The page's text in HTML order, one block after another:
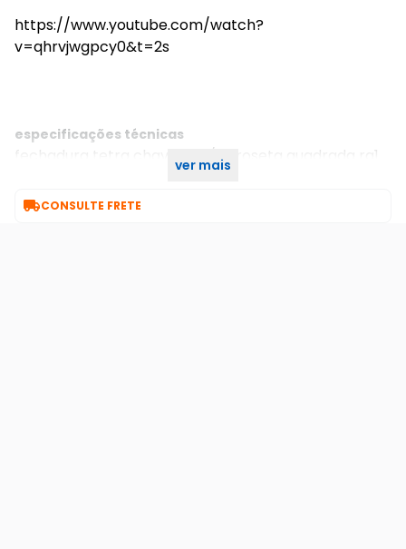
https://www.youtube.com/watch?
v=qhrvjwgpcy0&t=2s
especificações técnicas
fechadura tetra chave 800/33 roseta quadrada rq1
ver mais
CONSULTE FRETE